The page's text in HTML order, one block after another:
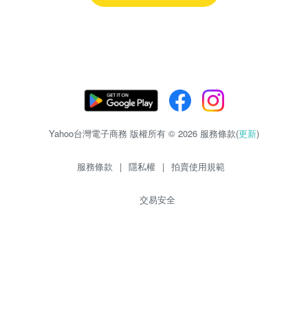
Yahoo台灣電子商務 版權所有 © 2026 服務條款(更新)
服務條款 | 隱私權 | 拍賣使用規範
交易安全